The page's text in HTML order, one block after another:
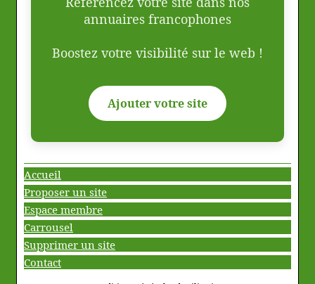
annuaires francophones
Boostez votre visibilité sur le web !
Ajouter votre site
Accueil
Proposer un site
Espace membre
Carrousel
Supprimer un site
Contact